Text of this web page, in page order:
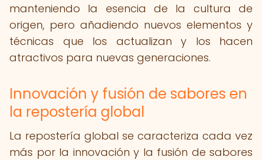
manteniendo la esencia de la cultura de
origen, pero añadiendo nuevos elementos y
técnicas que los actualizan y los hacen
atractivos para nuevas generaciones.
Innovación y fusión de sabores en
la repostería global
La repostería global se caracteriza cada vez
más por la innovación y la fusión de sabores